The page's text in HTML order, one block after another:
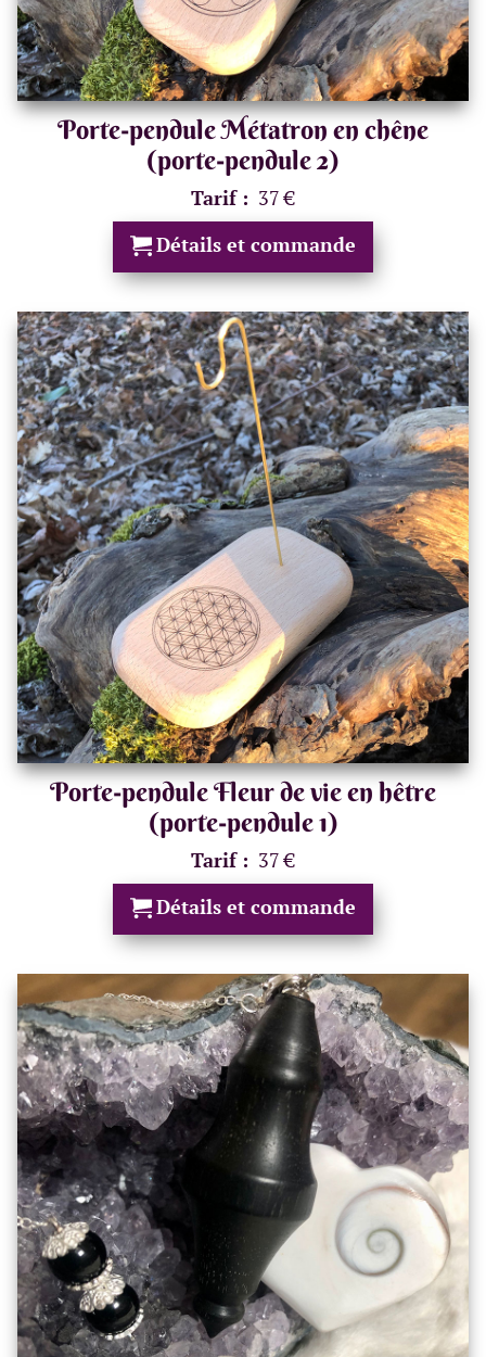
Porte-pendule Métatron en chêne
(porte-pendule 2)
Tarif : 37 €
Détails et commande
Porte-pendule Fleur de vie en hêtre
(porte-pendule 1)
Tarif : 37 €
Détails et commande